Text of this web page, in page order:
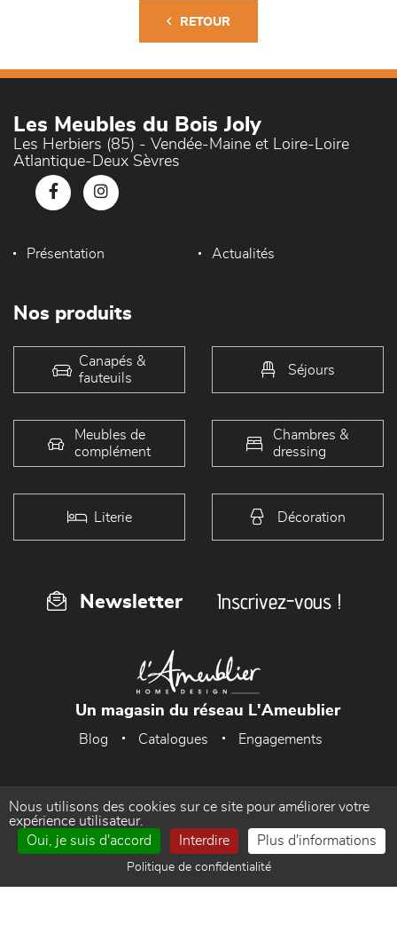
RETOUR
Les Meubles du Bois Joly
Les Herbiers (85) - Vendée-Maine et Loire-Loire
Atlantique-Deux Sèvres
Présentation Actualités
Nos produits
Canapés &
fauteuils
Séjours
Meubles de
complément
Chambres &
dressing
Literie Décoration
Newsletter Inscrivez-vous !
Un magasin du réseau L'Ameublier
Blog Catalogues Engagements
Accueil Mentions Légales
Politique de confidentialité Gestion des cookies
Contact
Nous utilisons des cookies sur ce site pour améliorer votre
expérience utilisateur.
Oui, je suis d'accord
Interdire Plus d'informations
Politique de confidentialité